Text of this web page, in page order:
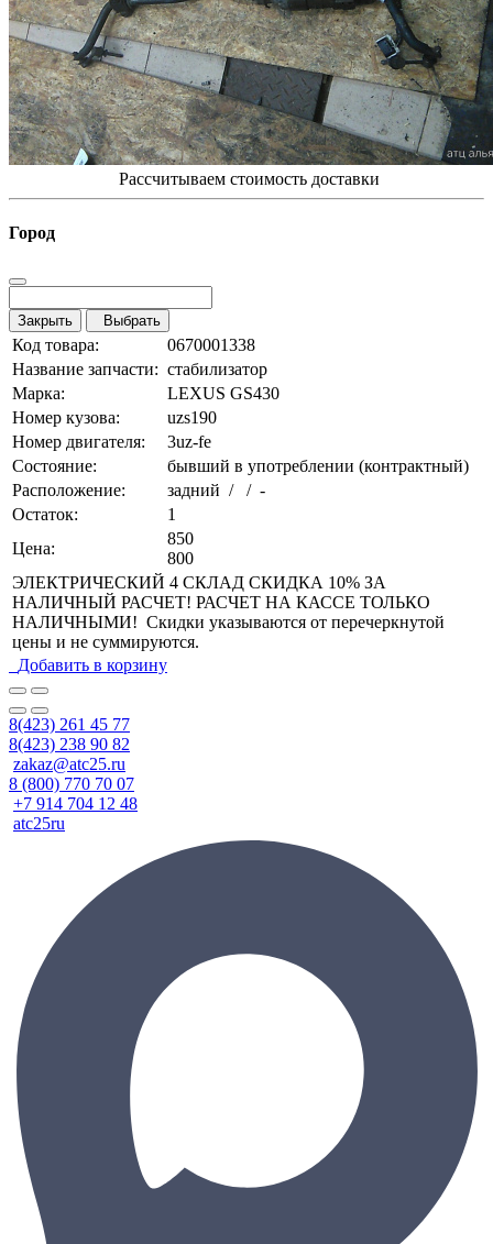
Рассчитываем стоимость доставки
Город
Закрыть Выбрать
Код товара:
0670001338
Название запчасти: стабилизатор
Марка:
LEXUS GS430
Номер кузова:
uzs190
Номер двигателя:
3uz-fe
Состояние:
бывший в употреблении (контрактный)
Расположение:
задний / / -
Остаток:
1
Цена:
850
800
ЭЛЕКТРИЧЕСКИЙ 4 СКЛАД СКИДКА 10% ЗА
НАЛИЧНЫЙ РАСЧЕТ! РАСЧЕТ НА КАССЕ ТОЛЬКО
НАЛИЧНЫМИ! Скидки указываются от перечеркнутой
цены и не суммируются.
Добавить в корзину
8(423) 261 45 77
8(423) 238 90 82
zakaz@atc25.ru
8 (800) 770 70 07
+7 914 704 12 48
atc25ru